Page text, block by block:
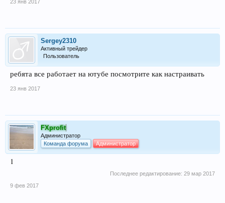
23 янв 2017
Sergey2310
Активный трейдер
Пользователь
ребята все работает на ютубе посмотрите как настраивать
23 янв 2017
FXprofit
Администратор
Команда форума
Администратор
1
Последнее редактирование: 29 мар 2017
9 фев 2017